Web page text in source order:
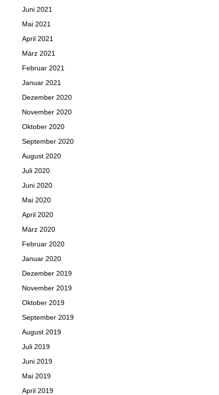
Juni 2021
Mai 2021
April 2021
März 2021
Februar 2021
Januar 2021
Dezember 2020
November 2020
Oktober 2020
September 2020
August 2020
Juli 2020
Juni 2020
Mai 2020
April 2020
März 2020
Februar 2020
Januar 2020
Dezember 2019
November 2019
Oktober 2019
September 2019
August 2019
Juli 2019
Juni 2019
Mai 2019
April 2019